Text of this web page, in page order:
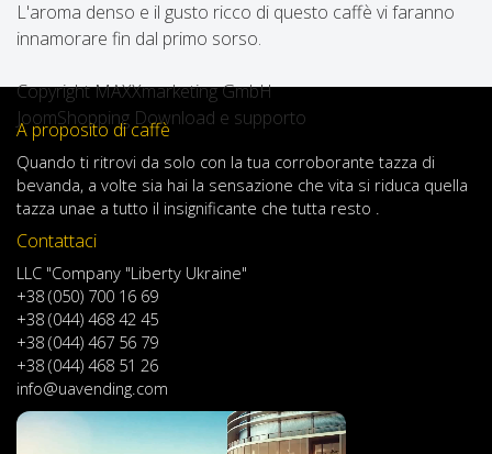
L'aroma denso e il gusto ricco di questo caffè vi faranno
innamorare fin dal primo sorso.
Copyright MAXXmarketing GmbH
JoomShopping Download e supporto
A proposito di caffè
Quando ti ritrovi da solo con la tua corroborante tazza di
bevanda, a volte sia hai la sensazione che vita si riduca quella
tazza unae a tutto il insignificante che tutta resto .
Contattaci
LLC "Company "Liberty Ukraine"
+38 (050) 700 16 69
+38 (044) 468 42 45
+38 (044) 467 56 79
+38 (044) 468 51 26
info@uavending.com